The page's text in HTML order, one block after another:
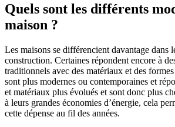
Quels sont les différents
maison ?
Les maisons se différencient davantage dans
construction. Certaines répondent encore à
traditionnels avec des matériaux et des
sont plus modernes ou contemporaines et
et matériaux plus évolués et sont donc plus
à leurs grandes économies d’énergie, cela
cette dépense au fil des années.